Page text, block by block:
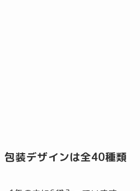
包装デザインは全40種類